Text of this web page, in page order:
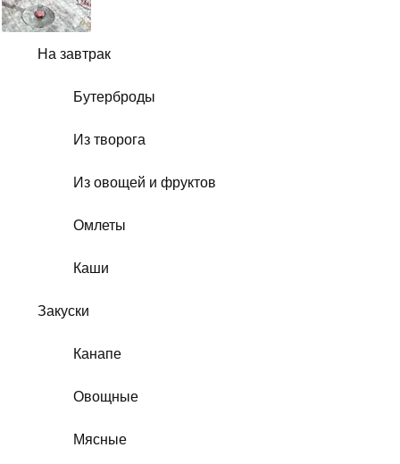
На завтрак
Бутерброды
Из творога
Из овощей и фруктов
Омлеты
Каши
Закуски
Канапе
Овощные
Мясные